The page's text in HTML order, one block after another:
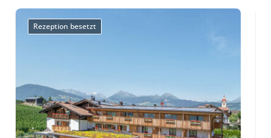
Rezeption besetzt